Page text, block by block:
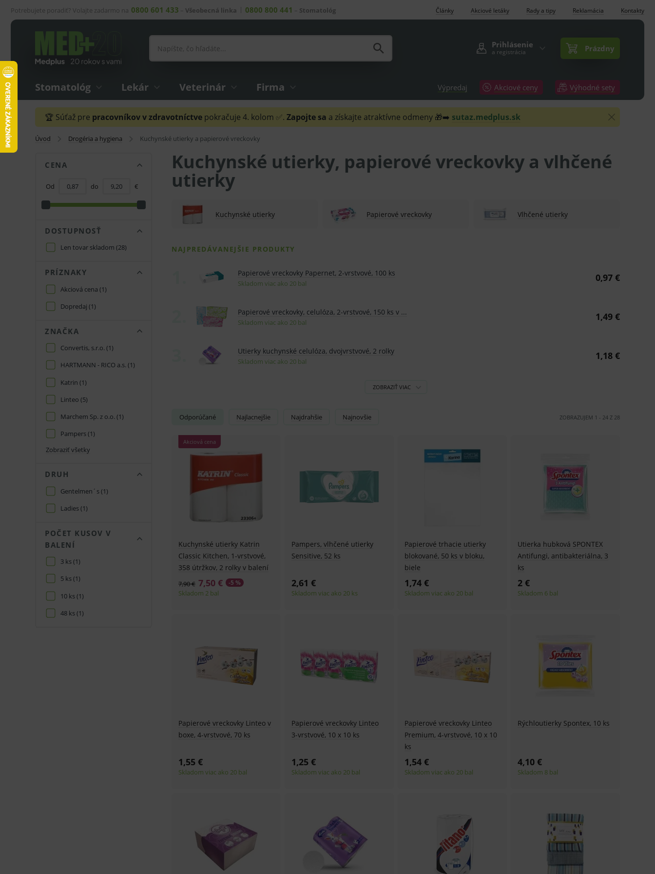
Potrebujete poradiť? Volajte zadarmo na 0800 601 433 – Všeobecná linka 0800 800 441 – Stomatológ Články Akciové letáky Rady a tipy Reklamácia Kontakty
Prihlásenie
a registrácia Prázdny
Stomatológ Lekár Veterinár Firma Výpredaj Akciové ceny Výhodné sety
🏆 Súťaž pre pracovníkov v zdravotníctve pokračuje 4. kolom ✅. Zapojte sa a získajte atraktívne odmeny 🎁➡️ sutaz.medplus.sk
Úvod Drogéria a hygiena Kuchynské utierky a papierové vreckovky
CENA
Od do €
DOSTUPNOSŤ
Len tovar skladom (28)
PRÍZNAKY
Akciová cena (1)
Dopredaj (1)
ZNAČKA
Convertis, s.r.o. (1)
HARTMANN - RICO a.s. (1)
Katrin (1)
Linteo (5)
Marchem Sp. z o.o. (1)
Pampers(1)
Zobraziť všetky
DRUH
Gentelmen´s(1)
Ladies(1)
POČET KUSOV V
BALENÍ
3 ks(1)
5 ks(1)
10 ks(1)
48 ks(1)
Kuchynské utierky, papierové vreckovky a vlhčené
utierky
Kuchynské utierky Papierové vreckovky Vlhčené utierky
Odporúčané Najlacnejšie Najdrahšie Najnovšie ZOBRAZUJEM 1 - 24 Z 28
Akciová cena
Kuchynské utierky Katrin
Classic Kitchen, 1-vrstvové,
358 útržkov, 2 rolky v balení
7,50 €
7,90 € -5 %
Skladom 2 bal
Pampers, vlhčené utierky
Sensitive, 52 ks
2,61 €
Skladom viac ako 20 ks
Papierové trhacie utierky
blokované, 50 ks v bloku,
biele
1,74 €
Skladom viac ako 20 bal
Utierka hubková SPONTEX
Antifungi, antibakteriálna, 3
ks
2 €
Skladom 6 bal
Papierové vreckovky Linteo v
boxe, 4-vrstvové, 70 ks
1,55 €
Skladom viac ako 20 bal
Papierové vreckovky Linteo
3-vrstvové, 10 x 10 ks
1,25 €
Skladom viac ako 20 bal
Papierové vreckovky Linteo
Premium, 4-vrstvové, 10 x 10
ks
1,54 €
Skladom viac ako 20 bal
Rýchloutierky Spontex, 10 ks
4,10 €
Skladom 8 bal